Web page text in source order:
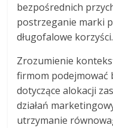
bezpośrednich
postrzeganie marki
długofalowe korzyści.
Zrozumienie
firmom podejmować
dotyczące alokacji
działań
utrzymanie